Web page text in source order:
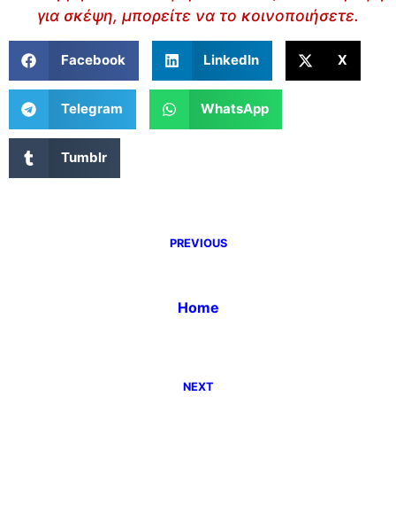
για σκέψη, μπορείτε να το κοινοποιήσετε.
Facebook LinkedIn X
Telegram WhatsApp
Tumblr
PREVIOUS
Home
NEXT